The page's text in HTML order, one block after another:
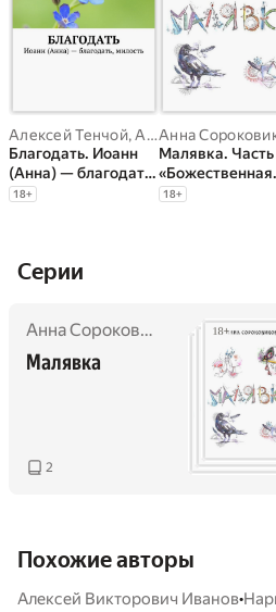
Алексей Тенчой,Анна Сороковикова
Благодать. Иоанн
(Анна) — благодать,
милость
18+
Анна
Малявка. Часть
«Божественная
лила»
18+
Cерии
Анна Сороковикова
Малявка
2
Похожие авторы
Алексей Викторович Иванов•